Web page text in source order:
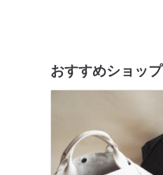
おすすめショップ